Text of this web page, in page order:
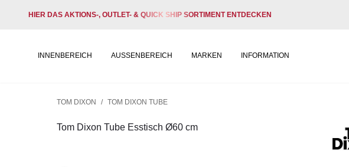
HIER DAS AKTIONS-, OUTLET- & QUICK SHIP SORTIMENT ENTDECKEN
INNENBEREICH AUSSENBEREICH MARKEN INFORMATION
TOM DIXON / TOM DIXON TUBE
Tom Dixon Tube Esstisch Ø60 cm